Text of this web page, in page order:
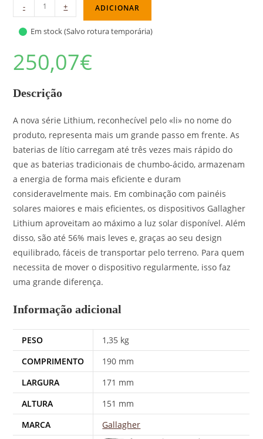
- + ADICIONAR
Em stock (Salvo rotura temporária)
250,07€
Descrição
A nova série Lithium, reconhecível pelo «li» no nome do
produto, representa mais um grande passo em frente. As
baterias de lítio carregam até três vezes mais rápido do
que as baterias tradicionais de chumbo-ácido, armazenam
a energia de forma mais eficiente e duram
consideravelmente mais. Em combinação com painéis
solares maiores e mais eficientes, os dispositivos Gallagher
Lithium aproveitam ao máximo a luz solar disponível. Além
disso, são até 56% mais leves e, graças ao seu design
equilibrado, fáceis de transportar pelo terreno. Para quem
necessita de mover o dispositivo regularmente, isso faz
uma grande diferença.
Informação adicional
PESO
1,35 kg
COMPRIMENTO
190 mm
LARGURA
171 mm
ALTURA
151 mm
MARCA
Gallagher